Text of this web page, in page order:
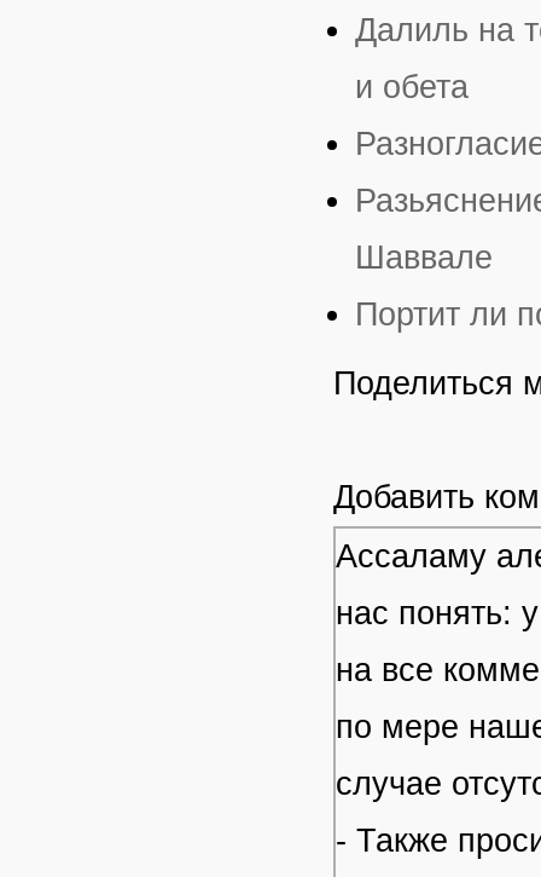
Далиль на
и обета
Шаввале
Портит ли
Поделиться
Добавить
Ассаламу
нас понять:
на все
по мере
случае
- Также